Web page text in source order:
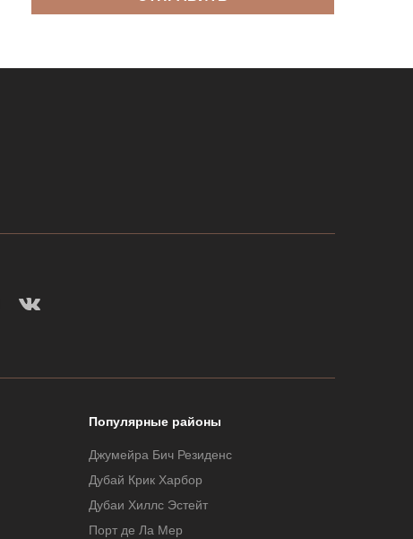
Популярные районы
Джумейра Бич Резиденс
Дубай Крик Харбор
Дубаи Хиллс Эстейт
Порт де Ла Мер